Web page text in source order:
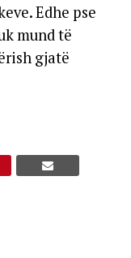
Edhe pse
mund të
gjatë